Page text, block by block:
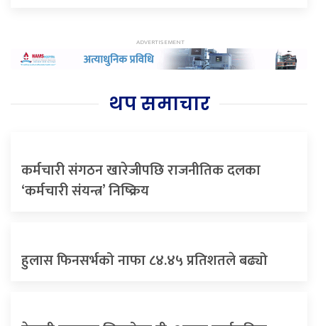
थप समाचार
कर्मचारी संगठन खारेजीपछि राजनीतिक दलका
‘कर्मचारी संयन्त्र’ निष्क्रिय
हुलास फिनसर्भको नाफा ८४.४५ प्रतिशतले बढ्यो